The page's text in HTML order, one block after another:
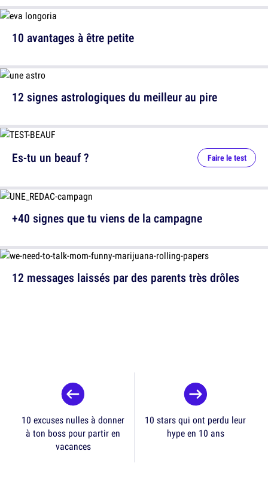
10 avantages à être petite
12 signes astrologiques du meilleur au pire
12 messages laissés par des parents très drôles
Es-tu un beauf ? Faire le test
+40 signes que tu viens de la campagne
10 excuses nulles à donner
à ton boss pour partir en
vacances
10 stars qui ont perdu leur
hype en 10 ans